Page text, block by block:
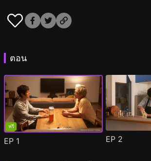
ตอน
ฟรี
EP 1 EP 2